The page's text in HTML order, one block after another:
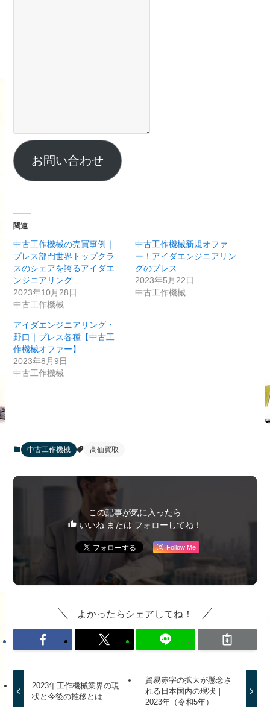
お問い合わせ
関連
中古工作機械の売買事例｜
プレス部門世界トップクラ
スのシェアを誇るアイダエ
ンジニアリング
2023年10月28日
中古工作機械
中古工作機械新規オファ
ー！アイダエンジニアリン
グのプレス
2023年5月22日
中古工作機械
アイダエンジニアリング・
野口｜プレス各種【中古工
作機械オファー】
2023年8月9日
中古工作機械
中古工作機械 高価買取
この記事が気に入ったら
いいね または フォローしてね！
Follow Me
よかったらシェアしてね！
2023年工作機械業界の現
状と今後の推移とは
貿易赤字の拡大が懸念さ
れる日本国内の現状｜
2023年（令和5年）